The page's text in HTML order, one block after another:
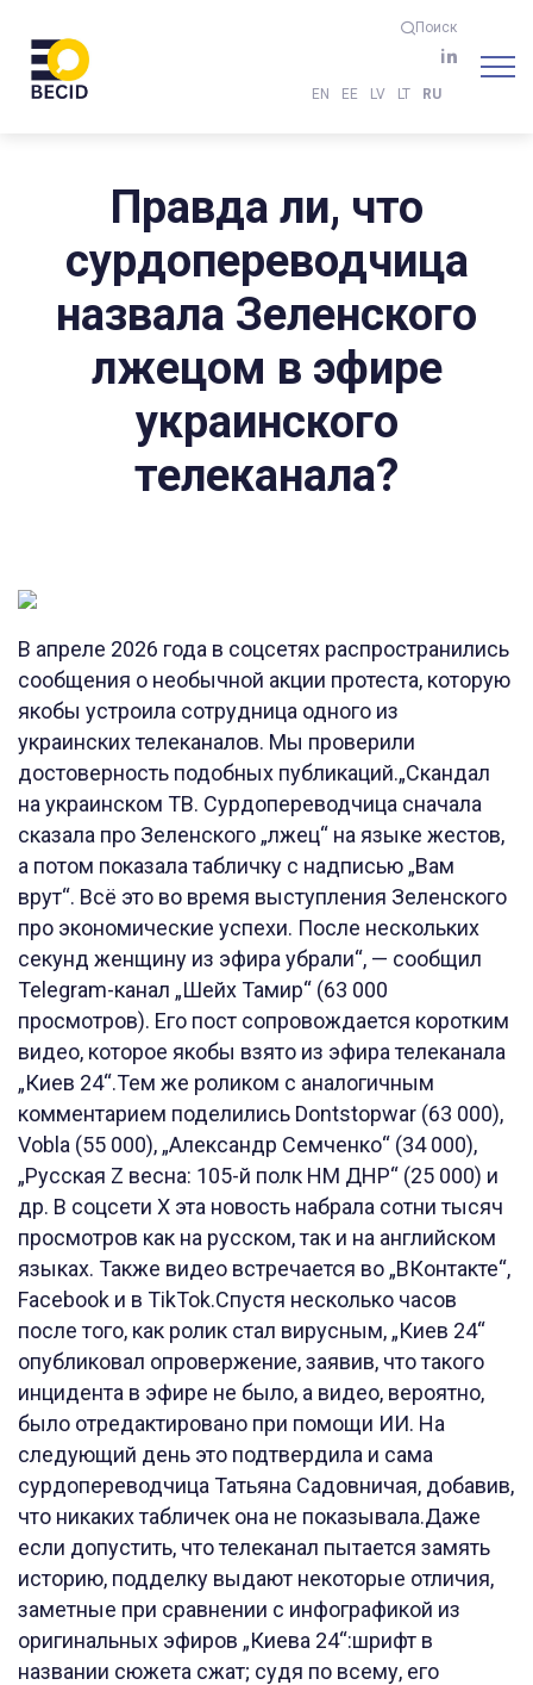
Поиск
EN EE LV LT RU
Правда ли, что
сурдопереводчица
назвала Зеленского
лжецом в эфире
украинского
телеканала?
В апреле 2026 года в соцсетях распространились
сообщения о необычной акции протеста, которую
якобы устроила сотрудница одного из
украинских телеканалов. Мы проверили
достоверность подобных публикаций.„Скандал
на украинском ТВ. Сурдопереводчица сначала
сказала про Зеленского „лжец“ на языке жестов,
а потом показала табличку с надписью „Вам
врут“. Всё это во время выступления Зеленского
про экономические успехи. После нескольких
секунд женщину из эфира убрали“, — сообщил
Telegram-канал „Шейх Тамир“ (63 000
просмотров). Его пост сопровождается коротким
видео, которое якобы взято из эфира телеканала
„Киев 24“.Тем же роликом с аналогичным
комментарием поделились Dontstopwar (63 000),
Vobla (55 000), „Александр Семченко“ (34 000),
„Русская Z весна: 105-й полк НМ ДНР“ (25 000) и
др. В соцсети X эта новость набрала сотни тысяч
просмотров как на русском, так и на английском
языках. Также видео встречается во „ВКонтакте“,
Facebook и в TikTok.Спустя несколько часов
после того, как ролик стал вирусным, „Киев 24“
опубликовал опровержение, заявив, что такого
инцидента в эфире не было, а видео, вероятно,
было отредактировано при помощи ИИ. На
следующий день это подтвердила и сама
сурдопереводчица Татьяна Садовничая, добавив,
что никаких табличек она не показывала.Даже
если допустить, что телеканал пытается замять
историю, подделку выдают некоторые отличия,
заметные при сравнении с инфографикой из
оригинальных эфиров „Киева 24“:шрифт в
названии сюжета сжат; судя по всему, его